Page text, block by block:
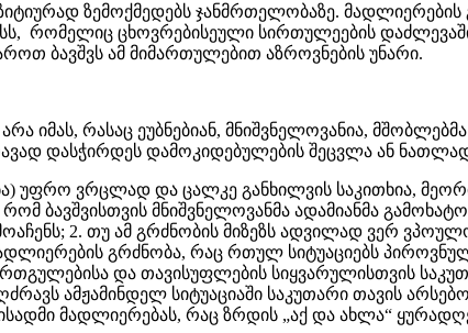
ზემოქმედებს ჯანმრთელობაზე.
რომელიც ცხოვრებისეული სირთულეების
ბავშვს ამ მიმართულებით აზროვნების უნარი.
იმას, რასაც ეუბნებიან, მნიშვნელოვანია,
დასჭირდეს დამოკიდებულების შეცვლა ან
უფრო ვრცლად და ცალკე განხილვის საკითხია,
ბავშვისთვის მნიშვნელოვანმა ადამიანმა
2. თუ ამ გრძნობის მიზეზს ადვილად ვერ
გრძნობა, რაც რთულ სიტუაციებს
და თავისუფლების სიყვარულისთვის
ამჟამინდელ სიტუაციაში საკუთარი თავის
მადლიერებას, რაც ზრდის „აქ და ახლა“